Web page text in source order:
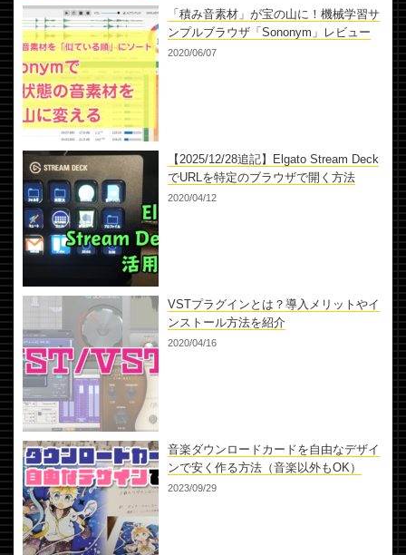
「積み音素材」が宝の山に！機械学習サ
ンプルブラウザ「Sononym」レビュー
2020/06/07
【2025/12/28追記】Elgato Stream Deck
でURLを特定のブラウザで開く方法
2020/04/12
VSTプラグインとは？導入メリットやイ
ンストール方法を紹介
2020/04/16
音楽ダウンロードカードを自由なデザイ
ンで安く作る方法（音楽以外もOK）
2023/09/29